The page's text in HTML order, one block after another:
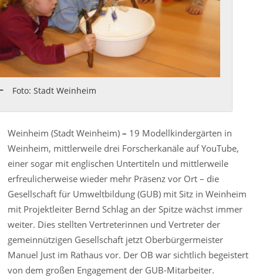
Foto: Stadt Weinheim
Weinheim (Stadt Weinheim)– 19 Modellkindergärten in
Weinheim, mittlerweile drei Forscherkanäle auf YouTube,
einer sogar mit englischen Untertiteln und mittlerweile
erfreulicherweise wieder mehr Präsenz vor Ort – die
Gesellschaft für Umweltbildung (GUB) mit Sitz in Weinheim
mit Projektleiter Bernd Schlag an der Spitze wächst immer
weiter. Dies stellten Vertreterinnen und Vertreter der
gemeinnützigen Gesellschaft jetzt Oberbürgermeister
Manuel Just im Rathaus vor. Der OB war sichtlich begeistert
von dem großen Engagement der GUB-Mitarbeiter.